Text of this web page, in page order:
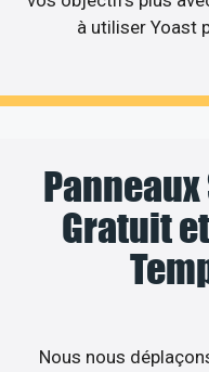
à utiliser Yoast
Gratuit
Nous nous